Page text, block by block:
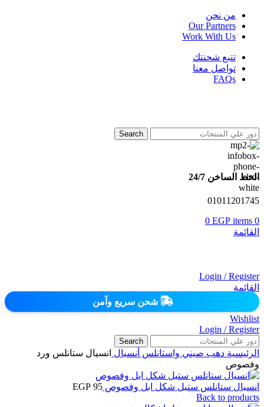
من نحن
Our Partners
Work With Us
تتبع شحنتك
تواصل معنا
FAQs
Search
الخط الساخن 24/7
01011201745
0
items
0 EGP
القائمة
Login / Register
القائمة
شحن سريع وآمن
Wishlist
Login / Register
Search
الرئيسية دهب صيني واستانلس أنسيال انسيال ستانلس ورد
وفصوص
انسيال ستانلس ستيل شكل ابل وفصوص 95
EGP
Back to products